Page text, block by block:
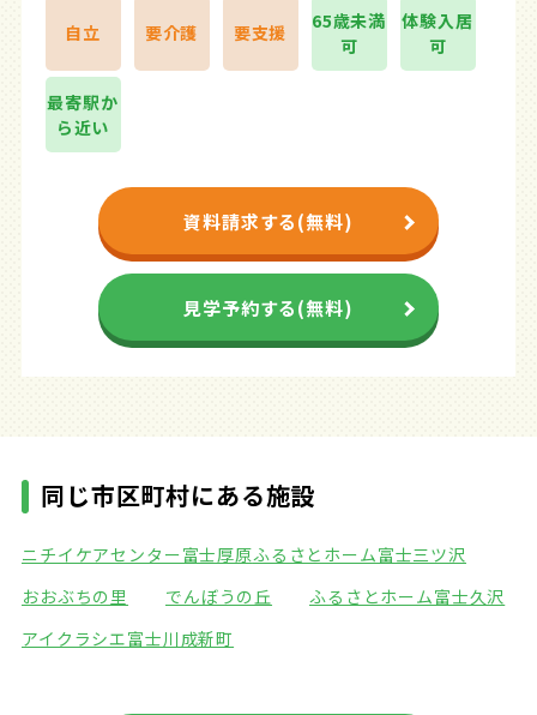
自立 要介護 要支援
65歳未満
可
体験入居
可
最寄駅か
ら近い
資料請求する(無料)
見学予約する(無料)
同じ市区町村にある施設
ニチイケアセンター富士厚原ふるさとホーム富士三ツ沢
おおぶちの里
でんぼうの丘
ふるさとホーム富士久沢
アイクラシエ富士川成新町